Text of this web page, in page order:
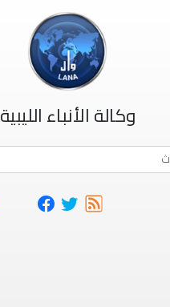
وكالة الأنباء الليبية